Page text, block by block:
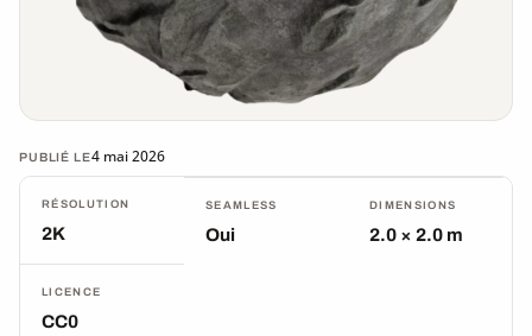
PUBLIÉ LE4 mai 2026
RÉSOLUTION
2K
SEAMLESS
Oui
DIMENSIONS
2.0 × 2.0 m
LICENCE
CC0